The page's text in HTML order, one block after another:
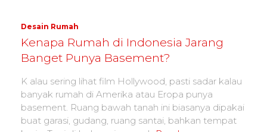
Desain Rumah
Kenapa Rumah di Indonesia Jarang
Banget Punya Basement?
K alau sering lihat film Hollywood, pasti sadar kalau
banyak rumah di Amerika atau Eropa punya
basement. Ruang bawah tanah ini biasanya dipakai
buat garasi, gudang, ruang santai, bahkan tempat